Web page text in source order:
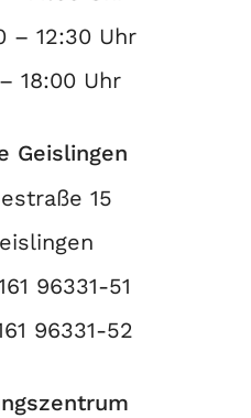
– 12:30 Uhr
18:00 Uhr
Geislingen
15
96331-51
96331-52